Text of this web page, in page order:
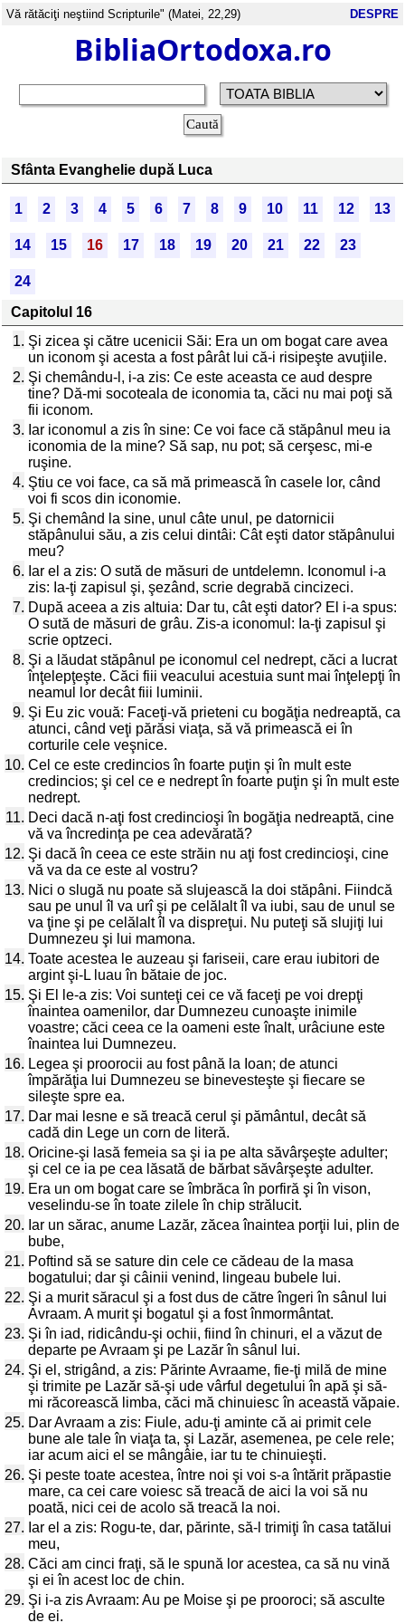
Vă rătăciţi neştiind Scripturile" (Matei, 22,29) DESPRE
BibliaOrtodoxa.ro
Sfânta Evanghelie după Luca
1 2 3 4 5 6 7 8 9 10 11 12 13
14 15 16 17 18 19 20 21 22 23
24
Capitolul 16
1. Şi zicea şi către ucenicii Săi: Era un om bogat care avea
un iconom şi acesta a fost pârât lui că-i risipeşte avuţiile.
2. Şi chemându-l, i-a zis: Ce este aceasta ce aud despre
tine? Dă-mi socoteala de iconomia ta, căci nu mai poţi să
fii iconom.
3. Iar iconomul a zis în sine: Ce voi face că stăpânul meu ia
iconomia de la mine? Să sap, nu pot; să cerşesc, mi-e
ruşine.
4. Ştiu ce voi face, ca să mă primească în casele lor, când
voi fi scos din iconomie.
5. Şi chemând la sine, unul câte unul, pe datornicii
stăpânului său, a zis celui dintâi: Cât eşti dator stăpânului
meu?
6. Iar el a zis: O sută de măsuri de untdelemn. Iconomul i-a
zis: Ia-ţi zapisul şi, şezând, scrie degrabă cincizeci.
7. După aceea a zis altuia: Dar tu, cât eşti dator? El i-a spus:
O sută de măsuri de grâu. Zis-a iconomul: Ia-ţi zapisul şi
scrie optzeci.
8. Şi a lăudat stăpânul pe iconomul cel nedrept, căci a lucrat
înţelepţeşte. Căci fiii veacului acestuia sunt mai înţelepţi în
neamul lor decât fiii luminii.
9. Şi Eu zic vouă: Faceţi-vă prieteni cu bogăţia nedreaptă, ca
atunci, când veţi părăsi viaţa, să vă primească ei în
corturile cele veşnice.
10. Cel ce este credincios în foarte puţin şi în mult este
credincios; şi cel ce e nedrept în foarte puţin şi în mult este
nedrept.
11. Deci dacă n-aţi fost credincioşi în bogăţia nedreaptă, cine
vă va încredinţa pe cea adevărată?
12. Şi dacă în ceea ce este străin nu aţi fost credincioşi, cine
vă va da ce este al vostru?
13. Nici o slugă nu poate să slujească la doi stăpâni. Fiindcă
sau pe unul îl va urî şi pe celălalt îl va iubi, sau de unul se
va ţine şi pe celălalt îl va dispreţui. Nu puteţi să slujiţi lui
Dumnezeu şi lui mamona.
14. Toate acestea le auzeau şi fariseii, care erau iubitori de
argint şi-L luau în bătaie de joc.
15. Şi El le-a zis: Voi sunteţi cei ce vă faceţi pe voi drepţi
înaintea oamenilor, dar Dumnezeu cunoaşte inimile
voastre; căci ceea ce la oameni este înalt, urâciune este
înaintea lui Dumnezeu.
16. Legea şi proorocii au fost până la Ioan; de atunci
împărăţia lui Dumnezeu se binevesteşte şi fiecare se
sileşte spre ea.
17. Dar mai lesne e să treacă cerul şi pământul, decât să
cadă din Lege un corn de literă.
18. Oricine-şi lasă femeia sa şi ia pe alta săvârşeşte adulter;
şi cel ce ia pe cea lăsată de bărbat săvârşeşte adulter.
19. Era un om bogat care se îmbrăca în porfiră şi în vison,
veselindu-se în toate zilele în chip strălucit.
20. Iar un sărac, anume Lazăr, zăcea înaintea porţii lui, plin de
bube,
21. Poftind să se sature din cele ce cădeau de la masa
bogatului; dar şi câinii venind, lingeau bubele lui.
22. Şi a murit săracul şi a fost dus de către îngeri în sânul lui
Avraam. A murit şi bogatul şi a fost înmormântat.
23. Şi în iad, ridicându-şi ochii, fiind în chinuri, el a văzut de
departe pe Avraam şi pe Lazăr în sânul lui.
24. Şi el, strigând, a zis: Părinte Avraame, fie-ţi milă de mine
şi trimite pe Lazăr să-şi ude vârful degetului în apă şi să-
mi răcorească limba, căci mă chinuiesc în această văpaie.
25. Dar Avraam a zis: Fiule, adu-ţi aminte că ai primit cele
bune ale tale în viaţa ta, şi Lazăr, asemenea, pe cele rele;
iar acum aici el se mângâie, iar tu te chinuieşti.
26. Şi peste toate acestea, între noi şi voi s-a întărit prăpastie
mare, ca cei care voiesc să treacă de aici la voi să nu
poată, nici cei de acolo să treacă la noi.
27. Iar el a zis: Rogu-te, dar, părinte, să-l trimiţi în casa tatălui
meu,
28. Căci am cinci fraţi, să le spună lor acestea, ca să nu vină
şi ei în acest loc de chin.
29. Şi i-a zis Avraam: Au pe Moise şi pe prooroci; să asculte
de ei.